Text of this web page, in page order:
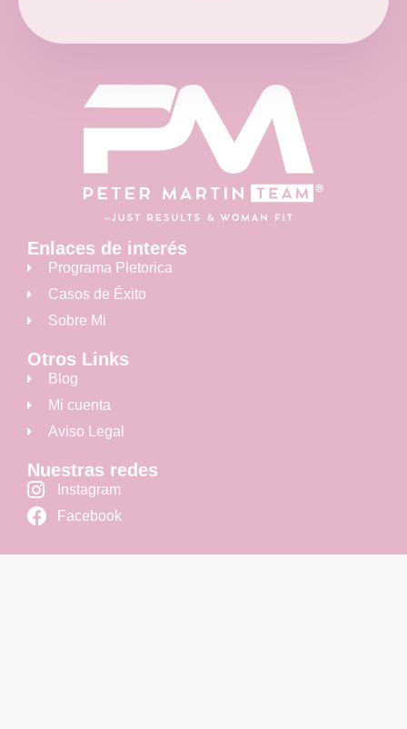
Enlaces de interés
Programa Pletorica
Casos de Éxito
Sobre Mi
Otros Links
Blog
Mi cuenta
Aviso Legal
Nuestras redes
Instagram
Facebook